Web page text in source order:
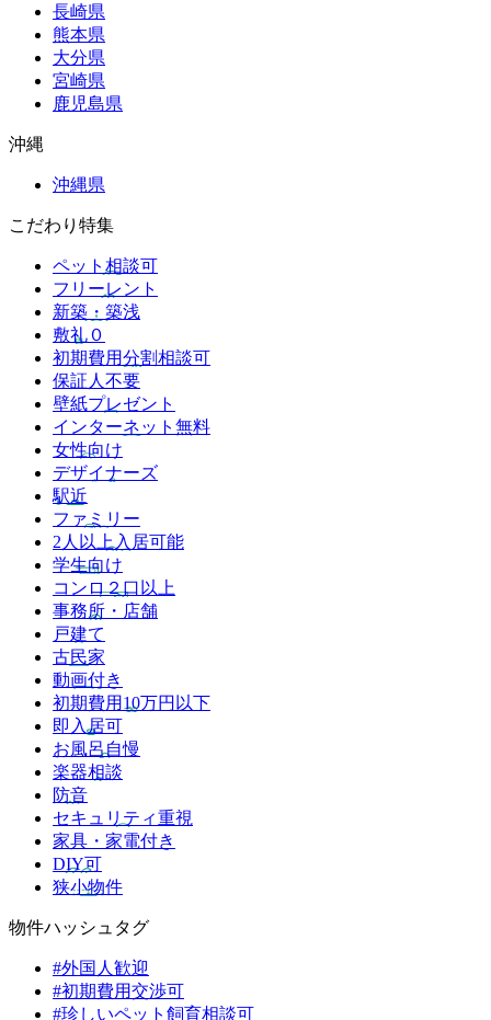
長崎県
熊本県
大分県
宮崎県
鹿児島県
沖縄
沖縄県
こだわり特集
ペット相談可
フリーレント
新築・築浅
敷礼０
初期費用分割相談可
保証人不要
壁紙プレゼント
インターネット無料
女性向け
デザイナーズ
駅近
ファミリー
2人以上入居可能
学生向け
コンロ２口以上
事務所・店舗
戸建て
古民家
動画付き
初期費用10万円以下
即入居可
お風呂自慢
楽器相談
防音
セキュリティ重視
家具・家電付き
DIY可
狭小物件
物件ハッシュタグ
#外国人歓迎
#初期費用交渉可
#珍しいペット飼育相談可